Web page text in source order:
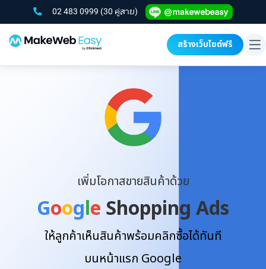
02 483 0999 (30 คู่สาย)
สร้างเว็บไซต์ฟรี
เพิ่มโอกาสขายสินค้าด้วย
Google Shopping Ads
ให้ลูกค้าเห็นสินค้าพร้อมคลิกซื้อได้ทันที
บนหน้าแรก Google